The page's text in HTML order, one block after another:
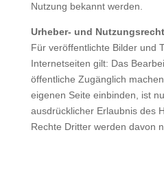
Nutzung bekannt werden.
Urheber- und
Für veröffentlichte Bilder und
Internetseiten gilt: Das
öffentliche Zugänglich
eigenen Seite einbinden, ist
ausdrücklicher Erlaubnis des
Rechte Dritter werden davon